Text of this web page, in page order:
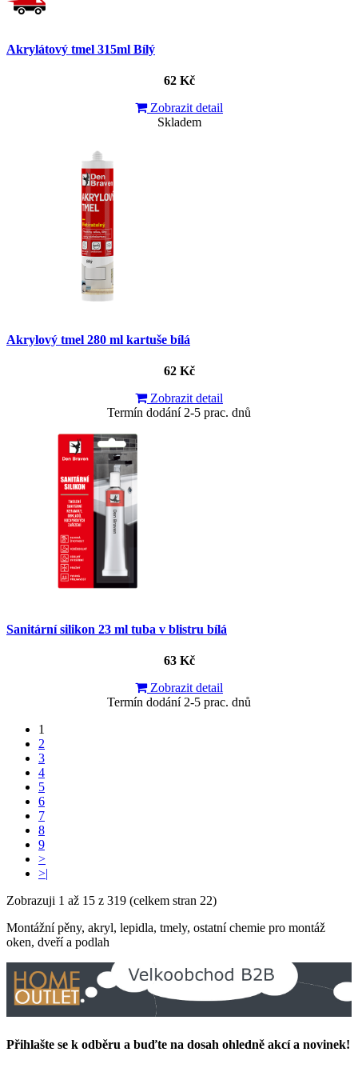
Akrylátový tmel 315ml Bílý
62 Kč
Zobrazit detail
Skladem
Akrylový tmel 280 ml kartuše bílá
62 Kč
Zobrazit detail
Termín dodání 2-5 prac. dnů
Sanitární silikon 23 ml tuba v blistru bílá
63 Kč
Zobrazit detail
Termín dodání 2-5 prac. dnů
1
2
3
4
5
6
7
8
9
>
>|
Zobrazuji 1 až 15 z 319 (celkem stran 22)
Montážní pěny, akryl, lepidla, tmely, ostatní chemie pro montáž
oken, dveří a podlah
Přihlašte se k odběru a buďte na dosah ohledně akcí a novinek!